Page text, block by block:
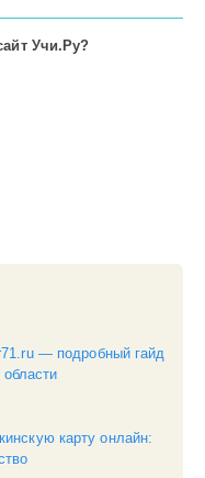
Учи.Ру?
— подробный гайд
карту онлайн: